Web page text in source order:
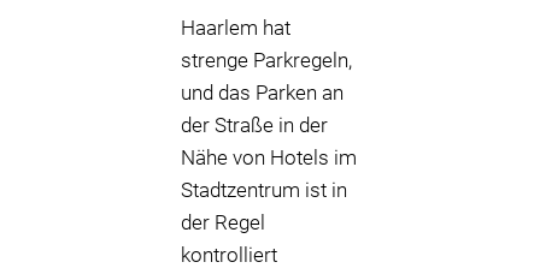
Haarlem hat
strenge Parkregeln,
und das Parken an
der Straße in der
Nähe von Hotels im
Stadtzentrum ist in
der Regel
kontrolliert